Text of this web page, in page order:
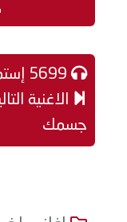
الاغنية
جسمك